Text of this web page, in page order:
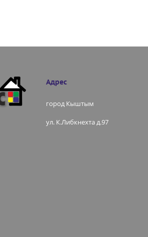
Адрес
город Кыштым
ул. К.Либкнехта д.97